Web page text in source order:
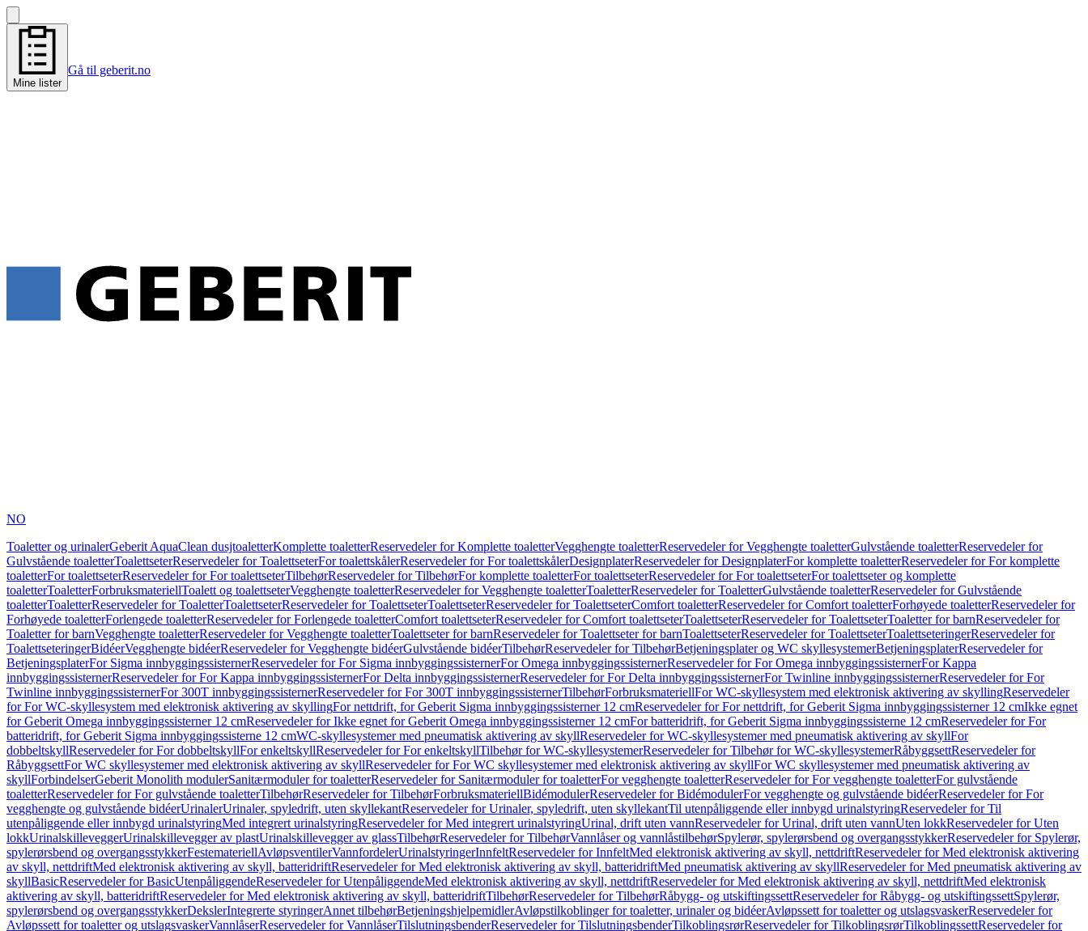
Mine lister
Gå til geberit.no
NO
Toaletter og urinalerGeberit AquaClean dusjtoaletterKomplette toaletterReservedeler for Komplette toaletterVegghengte toaletterReservedeler for Vegghengte toaletterGulvstående toaletterReservedeler for
Gulvstående toaletterToalettseterReservedeler for ToalettseterFor toalettskålerReservedeler for For toalettskålerDesignplaterReservedeler for DesignplaterFor komplette toaletterReservedeler for For komplette
toaletterFor toalettseterReservedeler for For toalettseterTilbehørReservedeler for TilbehørFor komplette toaletterFor toalettseterReservedeler for For toalettseterFor toalettseter og komplette
toaletterToaletterForbruksmateriellToalett og toalettseterVegghengte toaletterReservedeler for Vegghengte toaletterToaletterReservedeler for ToaletterGulvstående toaletterReservedeler for Gulvstående
toaletterToaletterReservedeler for ToaletterToalettseterReservedeler for ToalettseterToalettseterReservedeler for ToalettseterComfort toaletterReservedeler for Comfort toaletterForhøyede toaletterReservedeler for
Forhøyede toaletterForlengede toaletterReservedeler for Forlengede toaletterComfort toalettseterReservedeler for Comfort toalettseterToalettseterReservedeler for ToalettseterToaletter for barnReservedeler for
Toaletter for barnVegghengte toaletterReservedeler for Vegghengte toaletterToalettseter for barnReservedeler for Toalettseter for barnToalettseterReservedeler for ToalettseterToalettseteringerReservedeler for
ToalettseteringerBidéerVegghengte bidéerReservedeler for Vegghengte bidéerGulvstående bidéerTilbehørReservedeler for TilbehørBetjeningsplater og WC skyllesystemerBetjeningsplaterReservedeler for
BetjeningsplaterFor Sigma innbyggingssisternerReservedeler for For Sigma innbyggingssisternerFor Omega innbyggingssisternerReservedeler for For Omega innbyggingssisternerFor Kappa
innbyggingssisternerReservedeler for For Kappa innbyggingssisternerFor Delta innbyggingssisternerReservedeler for For Delta innbyggingssisternerFor Twinline innbyggingssisternerReservedeler for For
Twinline innbyggingssisternerFor 300T innbyggingssisternerReservedeler for For 300T innbyggingssisternerTilbehørForbruksmateriellFor WC-skyllesystem med elektronisk aktivering av skyllingReservedeler
for For WC-skyllesystem med elektronisk aktivering av skyllingFor nettdrift, for Geberit Sigma innbyggingssisterner 12 cmReservedeler for For nettdrift, for Geberit Sigma innbyggingssisterner 12 cmIkke egnet
for Geberit Omega innbyggingssisterner 12 cmReservedeler for Ikke egnet for Geberit Omega innbyggingssisterner 12 cmFor batteridrift, for Geberit Sigma innbyggingssisterne 12 cmReservedeler for For
batteridrift, for Geberit Sigma innbyggingssisterne 12 cmWC-skyllesystemer med pneumatisk aktivering av skyllReservedeler for WC-skyllesystemer med pneumatisk aktivering av skyllFor
dobbeltskyllReservedeler for For dobbeltskyllFor enkeltskyllReservedeler for For enkeltskyllTilbehør for WC-skyllesystemerReservedeler for Tilbehør for WC-skyllesystemerRåbyggsettReservedeler for
RåbyggsettFor WC skyllesystemer med elektronisk aktivering av skyllReservedeler for For WC skyllesystemer med elektronisk aktivering av skyllFor WC skyllesystemer med pneumatisk aktivering av
skyllForbindelserGeberit Monolith modulerSanitærmoduler for toaletterReservedeler for Sanitærmoduler for toaletterFor vegghengte toaletterReservedeler for For vegghengte toaletterFor gulvstående
toaletterReservedeler for For gulvstående toaletterTilbehørReservedeler for TilbehørForbruksmateriellBidémodulerReservedeler for BidémodulerFor vegghengte og gulvstående bidéerReservedeler for For
vegghengte og gulvstående bidéerUrinalerUrinaler, spyledrift, uten skyllekantReservedeler for Urinaler, spyledrift, uten skyllekantTil utenpåliggende eller innbygd urinalstyringReservedeler for Til
utenpåliggende eller innbygd urinalstyringMed integrert urinalstyringReservedeler for Med integrert urinalstyringUrinal, drift uten vannReservedeler for Urinal, drift uten vannUten lokkReservedeler for Uten
lokkUrinalskilleveggerUrinalskillevegger av plastUrinalskillevegger av glassTilbehørReservedeler for TilbehørVannlåser og vannlåstilbehørSpylerør, spylerørsbend og overgangsstykkerReservedeler for Spylerør,
spylerørsbend og overgangsstykkerFestemateriellAvløpsventilerVannfordelerUrinalstyringerInnfeltReservedeler for InnfeltMed elektronisk aktivering av skyll, nettdriftReservedeler for Med elektronisk aktivering
av skyll, nettdriftMed elektronisk aktivering av skyll, batteridriftReservedeler for Med elektronisk aktivering av skyll, batteridriftMed pneumatisk aktivering av skyllReservedeler for Med pneumatisk aktivering av
skyllBasicReservedeler for BasicUtenpåliggendeReservedeler for UtenpåliggendeMed elektronisk aktivering av skyll, nettdriftReservedeler for Med elektronisk aktivering av skyll, nettdriftMed elektronisk
aktivering av skyll, batteridriftReservedeler for Med elektronisk aktivering av skyll, batteridriftTilbehørReservedeler for TilbehørRåbygg- og utskiftingssettReservedeler for Råbygg- og utskiftingssettSpylerør,
spylerørsbend og overgangsstykkerDekslerIntegrerte styringerAnnet tilbehørBetjeningshjelpemidlerAvløpstilkoblinger for toaletter, urinaler og bidéerAvløpssett for toaletter og utslagsvaskerReservedeler for
Avløpssett for toaletter og utslagsvaskerVannlåserReservedeler for VannlåserTilslutningsbenderReservedeler for TilslutningsbenderTilkoblingsrørReservedeler for TilkoblingsrørTilkoblingssettReservedeler for